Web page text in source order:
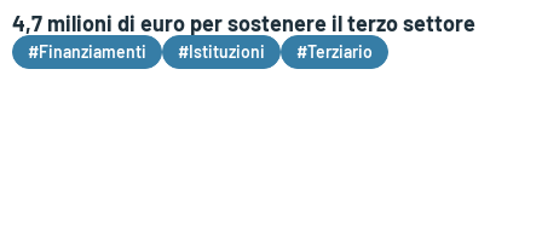
4,7 milioni di euro per sostenere il terzo settore
#Finanziamenti #Istituzioni #Terziario